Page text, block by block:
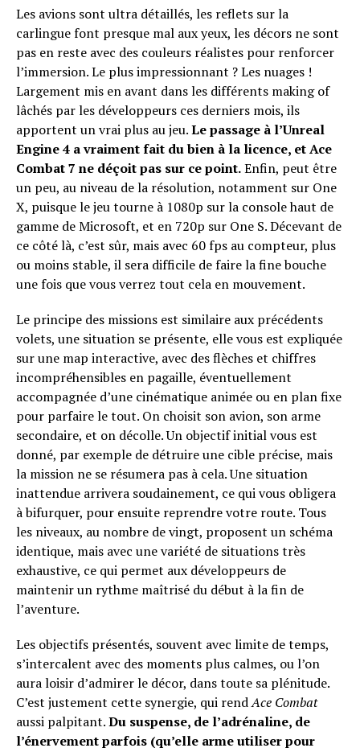
Les avions sont ultra détaillés, les reflets sur la
carlingue font presque mal aux yeux, les décors ne sont
pas en reste avec des couleurs réalistes pour renforcer
l’immersion. Le plus impressionnant ? Les nuages !
Largement mis en avant dans les différents making of
lâchés par les développeurs ces derniers mois, ils
apportent un vrai plus au jeu.Le passage à l’Unreal
Engine 4 a vraiment fait du bien à la licence, et Ace
Combat 7 ne déçoit pas sur ce point.Enfin, peut être
un peu, au niveau de la résolution, notamment sur One
X, puisque le jeu tourne à 1080p sur la console haut de
gamme de Microsoft, et en 720p sur One S. Décevant de
ce côté là, c’est sûr, mais avec 60 fps au compteur, plus
ou moins stable, il sera difficile de faire la fine bouche
une fois que vous verrez tout cela en mouvement.
Le principe des missions est similaire aux précédents
volets, une situation se présente, elle vous est expliquée
sur une map interactive, avec des flèches et chiffres
incompréhensibles en pagaille, éventuellement
accompagnée d’une cinématique animée ou en plan fixe
pour parfaire le tout. On choisit son avion, son arme
secondaire, et on décolle. Un objectif initial vous est
donné, par exemple de détruire une cible précise, mais
la mission ne se résumera pas à cela. Une situation
inattendue arrivera soudainement, ce qui vous obligera
à bifurquer, pour ensuite reprendre votre route. Tous
les niveaux, au nombre de vingt, proposent un schéma
identique, mais avec une variété de situations très
exhaustive, ce qui permet aux développeurs de
maintenir un rythme maîtrisé du début à la fin de
l’aventure.
Les objectifs présentés, souvent avec limite de temps,
s’intercalent avec des moments plus calmes, ou l’on
aura loisir d’admirer le décor, dans toute sa plénitude.
C’est justement cette synergie, qui rendAce Combat
aussi palpitant.Du suspense, de l’adrénaline, de
l’énervement parfois (qu’elle arme utiliser pour